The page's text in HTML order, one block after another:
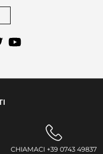
CHIAMACI +39 0743 49837